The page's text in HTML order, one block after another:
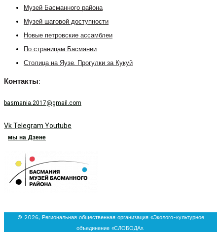
Музей Басманного района
Музей шаговой доступности
Новые петровские ассамблеи
По страницам Басмании
Столица на Яузе. Прогулки за Кукуй
Контакты:
basmania.2017@gmail.com
VkTelegram Youtube
мы на Дзене
© 2026, Региональная общественная организация «Эколого-культурное
объединение «СЛОБОДА».